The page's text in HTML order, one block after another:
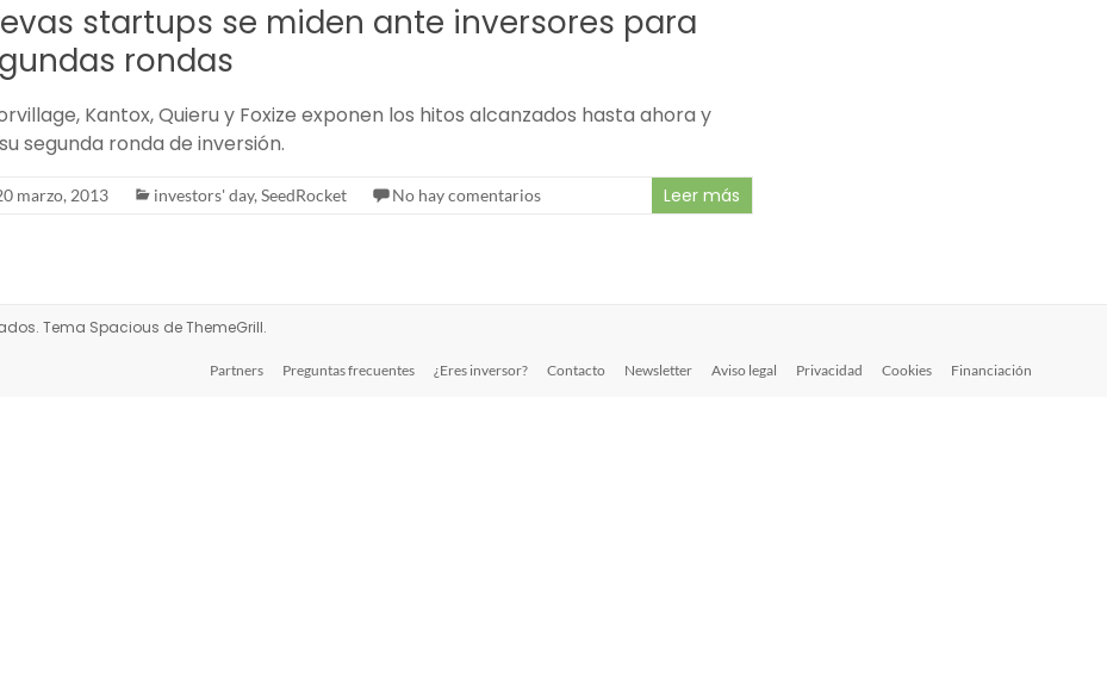
startups se miden ante inversores para
rondas
Kantox, Quieru y Foxize exponen los hitos alcanzados hasta ahora y
segunda ronda de inversión.
marzo, 2013 investors' day, SeedRocket No hay comentarios Leer más
Tema Spacious de ThemeGrill.
Partners Preguntas frecuentes ¿Eres inversor? Contacto Newsletter Aviso legal Privacidad Cookies Financiación